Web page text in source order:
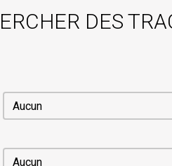
DES
Sélectionner l'année
Sélectionner l'année
Le mois
Le mois